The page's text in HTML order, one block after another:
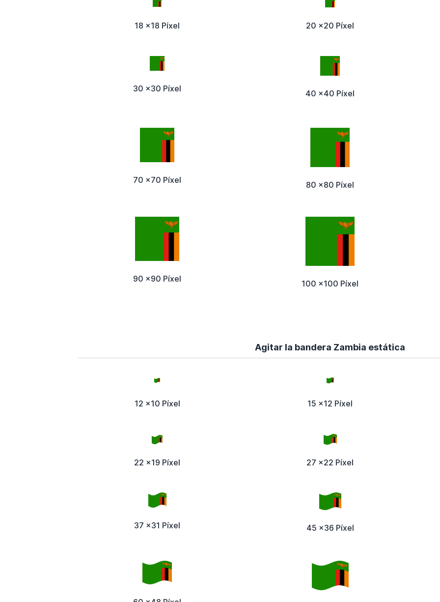
18 x18 Píxel 20 x20 Píxel
30 x30 Píxel 40 x40 Píxel
70 x70 Píxel 80 x80 Píxel
90 x90 Píxel 100 x100 Píxel
Agitar la bandera Zambia estática
12 x10 Píxel 15 x12 Píxel
22 x19 Píxel 27 x22 Píxel
37 x31 Píxel 45 x36 Píxel